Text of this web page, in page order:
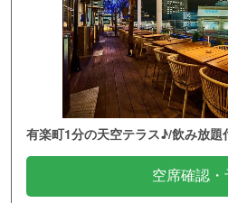
有楽町1分の天空テラス♪/飲み放題
空席確認・